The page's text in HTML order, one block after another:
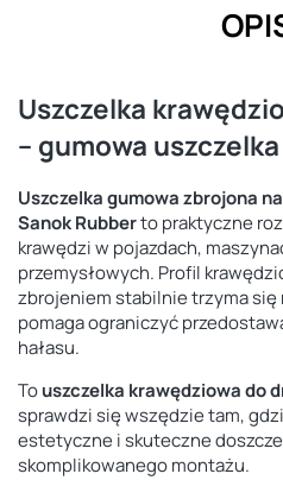
Uszczelka
– gumowa
Uszczelka gumowa zbrojona
Sanok Rubberto praktyczne
krawędzi w pojazdach,
przemysłowych. Profil
zbrojeniem stabilnie trzyma się
pomaga ograniczyć
hałasu.
Touszczelka krawędziowa do
sprawdzi się wszędzie tam,
estetyczne i skuteczne
skomplikowanego montażu.